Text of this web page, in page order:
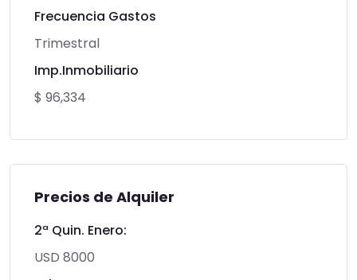
Frecuencia Gastos
Trimestral
Imp.Inmobiliario
$ 96,334
Precios de Alquiler
2ª Quin. Enero:
USD 8000